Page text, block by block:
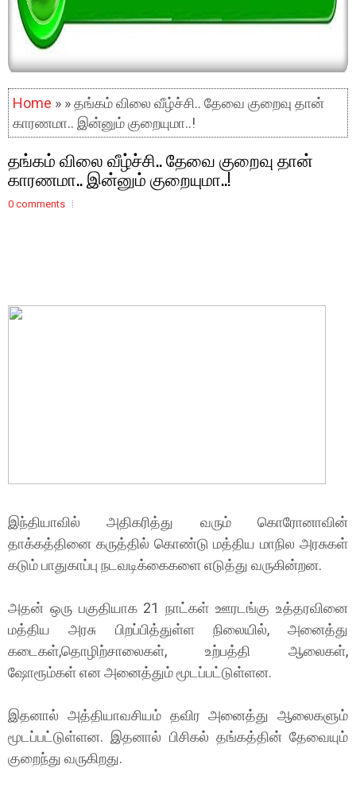
Home » » தங்கம் விலை வீழ்ச்சி.. தேவை குறைவு தான்
காரணமா.. இன்னும் குறையுமா..!
தங்கம் விலை வீழ்ச்சி.. தேவை குறைவு தான்
காரணமா.. இன்னும் குறையுமா..!
0 comments
இந்தியாவில் அதிகரித்து வரும் கொரோனாவின்
தாக்கத்தினை கருத்தில் கொண்டு மத்திய மாநில அரசுகள்
கடும் பாதுகாப்பு நடவடிக்கைகளை எடுத்து வருகின்றன.
அதன் ஒரு பகுதியாக 21 நாட்கள் ஊரடங்கு உத்தரவினை
மத்திய அரசு பிறப்பித்துள்ள நிலையில், அனைத்து
கடைகள்,தொழிற்சாலைகள், உற்பத்தி ஆலைகள்,
ஷோரூம்கள் என அனைத்தும் மூடப்பட்டுள்ளன.
இதனால் அத்தியாவசியம் தவிர அனைத்து ஆலைகளும்
மூடப்பட்டுள்ளன. இதனால் பிசிகல் தங்கத்தின் தேவையும்
குறைந்து வருகிறது.